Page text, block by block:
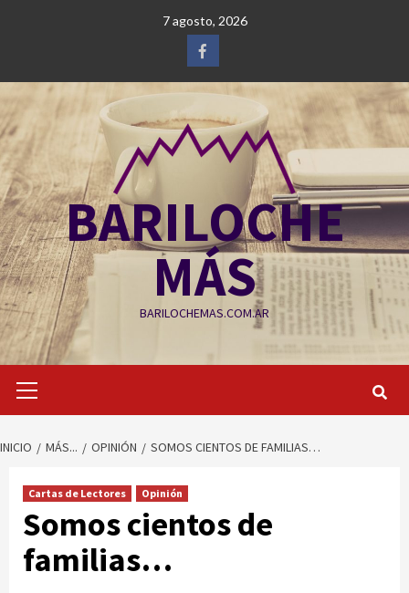
7 agosto, 2026
Facebook
BARILOCHE
MÁS
BARILOCHEMAS.COM.AR
primario
INICIO MÁS... OPINIÓN SOMOS CIENTOS DE FAMILIAS…
Cartas de Lectores Opinión
Somos cientos de
familias…